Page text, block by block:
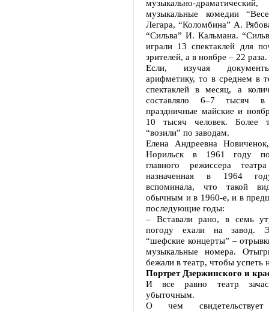
музыкально-
музыкальные комедии
Легара, “Коломбина” А.
“Сильва” И. Кальмана.
играли 13 спектаклей для
зрителей, а в ноябре – 22 раза.
Если, изучая
арифметику, то в среднем в
спектаклей в месяц, а
составляло 6–7
праздничные майские и
10 тысяч человек. Более
“возили” по заводам.
Елена Андреевна
Норильск в 1961 году
главного режиссера
назначенная в 1964
вспоминала, что такой
обычным и в 1960-е, и в
последующие годы:
– Вставали рано, в семь
погоду ехали на завод.
“шефские концерты” –
музыкальные номера.
бежали в театр, чтобы успеть
Портрет Дзержинского и
И все равно театр
убыточным.
О чем